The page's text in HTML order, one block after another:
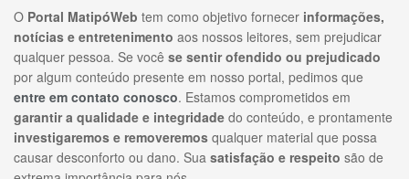
O Portal MatipóWeb tem como objetivo fornecer informações,
notícias e entretenimento aos nossos leitores, sem prejudicar
qualquer pessoa. Se você se sentir ofendido ou prejudicado
por algum conteúdo presente em nosso portal, pedimos que
entre em contato conosco. Estamos comprometidos em
garantir a qualidade e integridade do conteúdo, e prontamente
investigaremos e removeremos qualquer material que possa
causar desconforto ou dano. Sua satisfação e respeito são de